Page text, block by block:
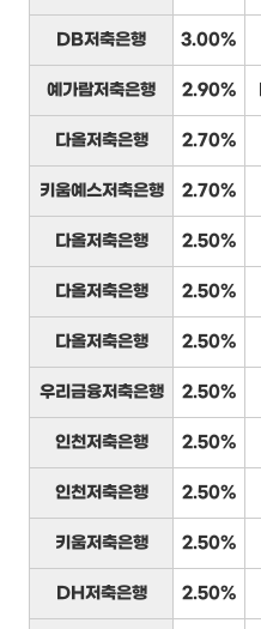
DB저축은행 3.00%
예가람저축은행 2.90%
다올저축은행 2.70%
키움예스저축은행 2.70%
다올저축은행 2.50%
다올저축은행 2.50%
다올저축은행 2.50%
우리금융저축은행 2.50%
인천저축은행 2.50%
인천저축은행 2.50%
키움저축은행 2.50%
DH저축은행 2.50%